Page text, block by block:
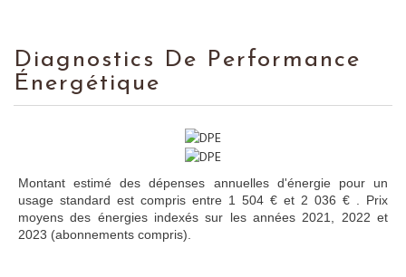
Diagnostics De Performance
Énergétique
Montant estimé des dépenses annuelles d'énergie pour un
usage standard est compris entre 1 504 € et 2 036 € . Prix
moyens des énergies indexés sur les années 2021, 2022 et
2023 (abonnements compris).